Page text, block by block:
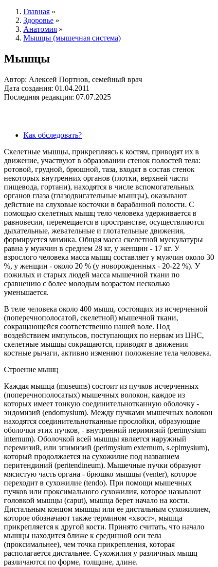
Главная »
Здоровье »
Анатомия »
Мышцы (мышечная система)
Мышцы
Автор: Алексей Портнов, семейный врач
Дата создания: 01.04.2011
Последняя редакция: 07.07.2025
Как обследовать?
Скелетные мышцы, прикрепляясь к костям, приводят их в
движение, участвуют в образовании стенок полостей тела:
ротовой, грудной, брюшной, таза, входят в состав стенок
некоторых внутренних органов (глотки, верхней части
пищевода, гортани), находятся в числе вспомогательных
органов глаза (глазодвигательные мышцы), оказывают
действие на слуховые косточки в барабанной полости. С
помощью скелетных мышц тело человека удерживается в
равновесии, перемещается в пространстве, осуществляются
дыхательные, жевательные и глотательные движения,
формируется мимика. Общая масса скелетной мускулатуры
равна у мужчин в среднем 28 кг, у женщин - 17 кг. У
взрослого человека масса мышц составляет у мужчин около 30
%, у женщин - около 20 % (у новорожденных - 20-22 %). У
пожилых и старых людей масса мышечной ткани по
сравнению с более молодым возрастом несколько
уменьшается.
В теле человека около 400 мышц, состоящих из исчерченной
(поперечнополосатой, скелетной) мышечной ткани,
сокращающейся соответственно нашей воле. Под
воздействием импульсов, поступающих по нервам из ЦНС,
скелетные мышцы сокращаются, приводят в движения
костные рычаги, активно изменяют положение тела человека.
Строение мышц
Каждая мышца (museums) состоит из пучков исчерченных
(поперечнополосатых) мышечных волокон, каждое из
которых имеет тонкую соединительнотканную оболочку -
эндомизий (endomysium). Между пучками мышечных волокон
находятся соединительнотканные прослойки, образующие
оболочки этих пучков, - внутренний перимизий (perimysium
internum). Оболочкой всей мышцы является наружный
перемизий, или эпимизий (perimysium externum, s.epimysium),
который продолжается на сухожилие под названием
перитендиний (peritendineum). Мышечные пучки образуют
мясистую часть органа - брюшко мышцы (venter), которое
переходит в сухожилие (tendo). При помощи мышечных
пучков или проксимального сухожилия, которое называют
головкой мышцы (caput), мышца берет начало на кости.
Дистальным концом мышцы или ее дистальным сухожилием,
которое обозначают также термином «хвост», мышца
прикрепляется к другой кости. Принято считать, что начало
мышцы находится ближе к срединной оси тела
(проксимальнее), чем точка прикрепления, которая
располагается дистальнее. Сухожилия у различных мышц
различаются по форме, толщине, длине.